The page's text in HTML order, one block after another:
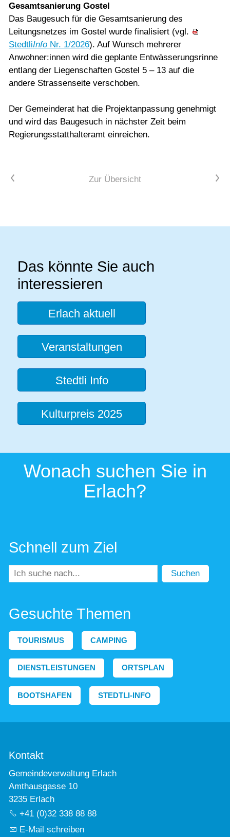
Gesamtsanierung Gostel
Das Baugesuch für die Gesamtsanierung des
Leitungsnetzes im Gostel wurde finalisiert (vgl.
StedtliInfo Nr. 1/2026). Auf Wunsch mehrerer
Anwohner:innen wird die geplante Entwässerungsrinne
entlang der Liegenschaften Gostel 5 – 13 auf die
andere Strassenseite verschoben.
Der Gemeinderat hat die Projektanpassung genehmigt
und wird das Baugesuch in nächster Zeit beim
Regierungsstatthalteramt einreichen.
Vorheriger Artikel Zur Übersicht Nächster Artikel
Das könnte Sie auch
interessieren
Erlach aktuell
Veranstaltungen
Stedtli Info
Kulturpreis 2025
Wonach suchen Sie in
Erlach?
Schnell zum Ziel
Suchen
Gesuchte Themen
TOURISMUS CAMPING
DIENSTLEISTUNGEN ORTSPLAN
BOOTSHAFEN STEDTLI-INFO
Kontakt
Gemeindeverwaltung Erlach
Amthausgasse 10
3235 Erlach
+41 (0)32 338 88 88
E-Mail schreiben